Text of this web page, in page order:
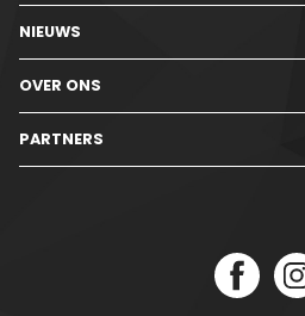
NIEUWS
OVER ONS
PARTNERS